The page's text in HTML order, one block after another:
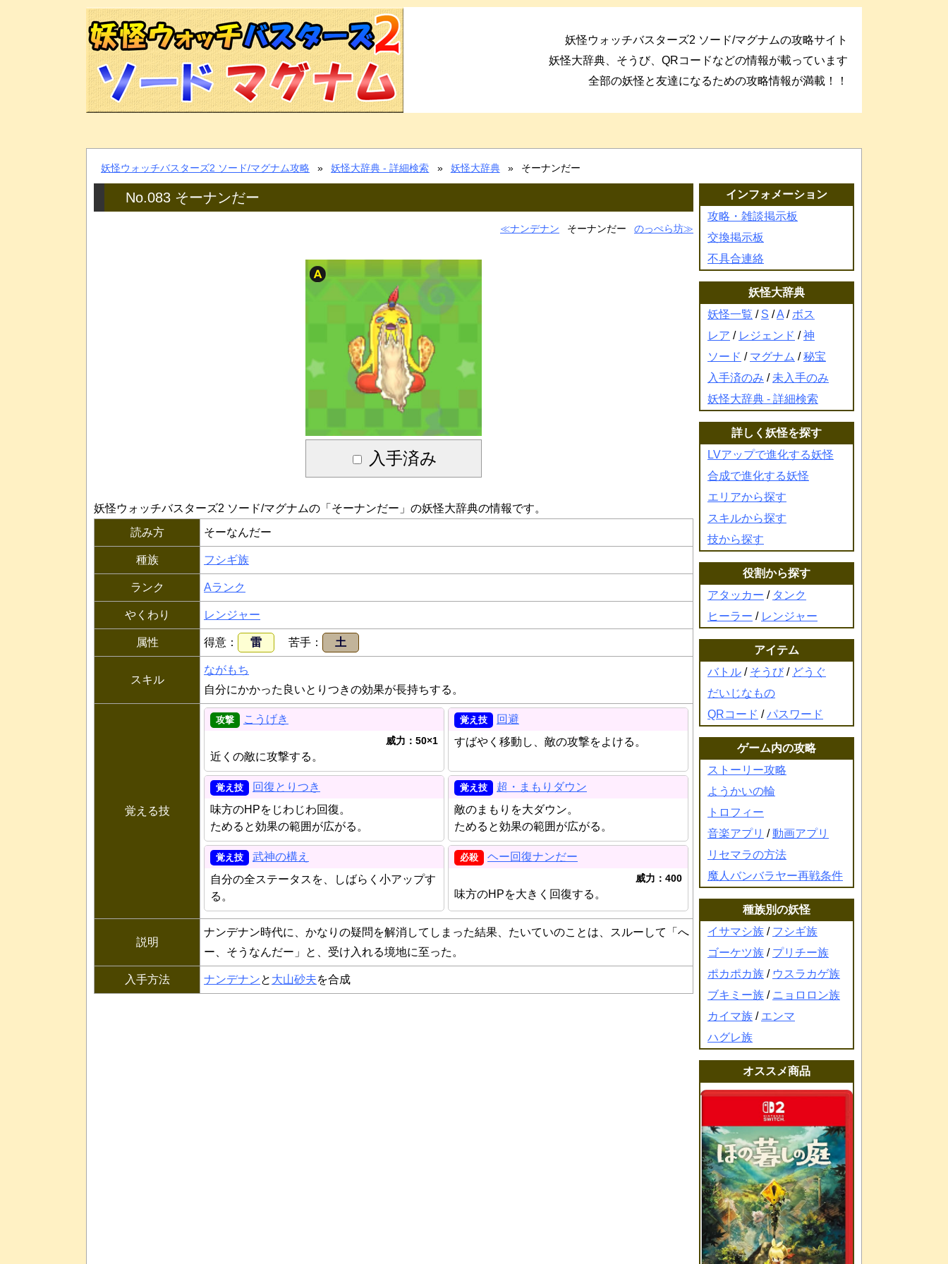
妖怪ウォッチバスターズ2 ソード/マグナムの攻略サイト
妖怪大辞典、そうび、QRコードなどの情報が載っています
全部の妖怪と友達になるための攻略情報が満載！！
妖怪ウォッチバスターズ2 ソード/マグナム攻略 妖怪大辞典 - 詳細検索 妖怪大辞典 そーナンだー
No.083 そーナンだー
ナンデナン そーナンだー のっぺら坊
入手済み
妖怪ウォッチバスターズ2 ソード/マグナムの「 そーナンだー 」の妖怪大辞典の情報です。
読み方
そーなんだー
種族 フシギ族
ランク Aランク
やくわり レンジャー
属性 得意 雷 苦手 土
スキル
ながもち
自分にかかった良いとりつきの効果が長持ちする。
覚える技
こうげき
威力：50×1
近くの敵に攻撃する。
回避
すばやく移動し、敵の攻撃をよける。
回復とりつき
味方のHPをじわじわ回復。
ためると効果の範囲が広がる。
超・まもりダウン
敵のまもりを大ダウン。
ためると効果の範囲が広がる。
武神の構え
自分の全ステータスを、しばらく小アップす
る。
ヘー回復ナンだー
威力：400
味方のHPを大きく回復する。
説明
ナンデナン時代に、かなりの疑問を解消してしまった結果、たいていのことは、スルーして「へ
ー、そうなんだー」と、受け入れる境地に至った。
入手方法 ナンデナンと 大山砂夫を合成
インフォメーション
攻略・雑談掲示板
交換掲示板
不具合連絡
妖怪大辞典
妖怪一覧 / S /A / ボス
レア / レジェンド /神
ソード / マグナム /秘宝
入手済のみ / 未入手のみ
妖怪大辞典 - 詳細検索
詳しく妖怪を探す
LVアップで進化する妖怪
合成で進化する妖怪
エリアから探す
スキルから探す
技から探す
役割から探す
アタッカー / タンク
ヒーラー / レンジャー
アイテム
バトル / そうび / どうぐ
だいじなもの
QRコード /パスワード
ゲーム内の攻略
ストーリー攻略
ようかいの輪
トロフィー
音楽アプリ /動画アプリ
リセマラの方法
魔人バンバラヤー再戦条件
種族別の妖怪
イサマシ族 / フシギ族
ゴーケツ族 / プリチー族
ポカポカ族 / ウスラカゲ族
ブキミー族 / ニョロロン族
カイマ族 / エンマ
ハグレ族
オススメ商品